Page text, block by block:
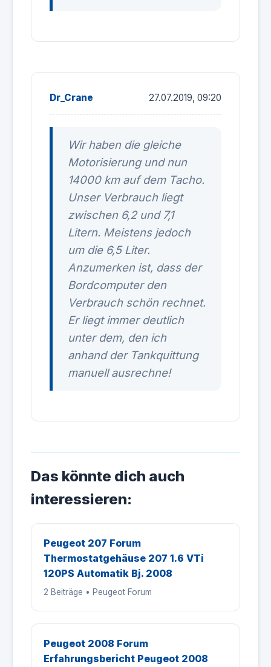
Dr_Crane 27.07.2019, 09:20
Wir haben die gleiche
Motorisierung und nun
14000 km auf dem Tacho.
Unser Verbrauch liegt
zwischen 6,2 und 7,1
Litern. Meistens jedoch
um die 6,5 Liter.
Anzumerken ist, dass der
Bordcomputer den
Verbrauch schön rechnet.
Er liegt immer deutlich
unter dem, den ich
anhand der Tankquittung
manuell ausrechne!
Das könnte dich auch
interessieren:
Peugeot 207 Forum
Thermostatgehäuse 207 1.6 VTi
120PS Automatik Bj. 2008
2 Beiträge • Peugeot Forum
Peugeot 2008 Forum
Erfahrungsbericht Peugeot 2008